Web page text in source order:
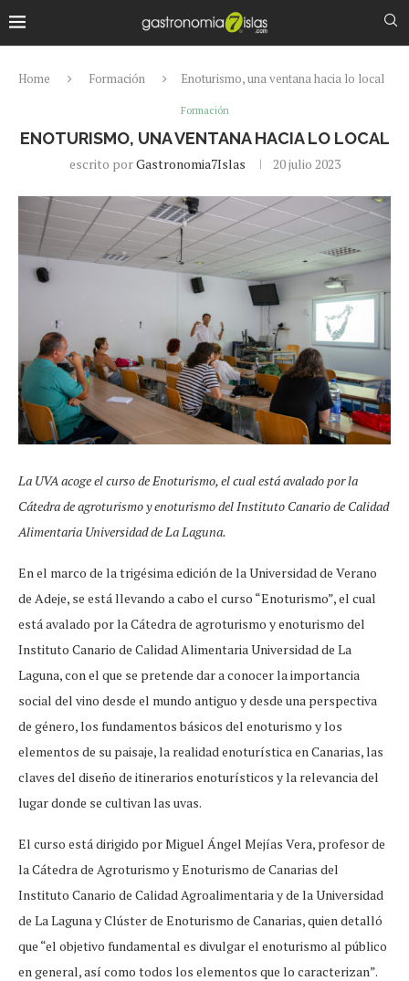
Home Formación Enoturismo, una ventana hacia lo local
Formación
ENOTURISMO, UNA VENTANA HACIA LO LOCAL
escrito porGastronomia7Islas 20 julio 2023
La UVA acoge el curso de Enoturismo, el cual está avalado por la
Cátedra de agroturismo y enoturismo del Instituto Canario de Calidad
Alimentaria Universidad de La Laguna.
En el marco de la trigésima edición de la Universidad de Verano
de Adeje, se está llevando a cabo el curso “Enoturismo”, el cual
está avalado por la Cátedra de agroturismo y enoturismo del
Instituto Canario de Calidad Alimentaria Universidad de La
Laguna, con el que se pretende dar a conocer la importancia
social del vino desde el mundo antiguo y desde una perspectiva
de género, los fundamentos básicos del enoturismo y los
elementos de su paisaje, la realidad enoturística en Canarias, las
claves del diseño de itinerarios enoturísticos y la relevancia del
lugar donde se cultivan las uvas.
El curso está dirigido por Miguel Ángel Mejías Vera, profesor de
la Cátedra de Agroturismo y Enoturismo de Canarias del
Instituto Canario de Calidad Agroalimentaria y de la Universidad
de La Laguna y Clúster de Enoturismo de Canarias, quien detalló
que “el objetivo fundamental es divulgar el enoturismo al público
en general, así como todos los elementos que lo caracterizan”.